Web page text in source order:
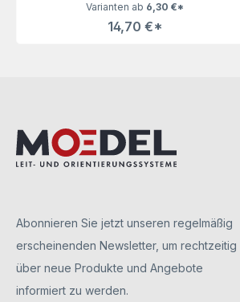
Wandschild ~DIN A3 (Madrid, Frankfurt und
Oslo), 5 Blatt lassen keine Wünsche offen. Mit
110 Gramm haben die Einleger genau die
Varianten ab 6,30 €*
14,70 €*
Abonnieren Sie jetzt unseren regelmäßig
erscheinenden Newsletter, um rechtzeitig
über neue Produkte und Angebote
informiert zu werden.